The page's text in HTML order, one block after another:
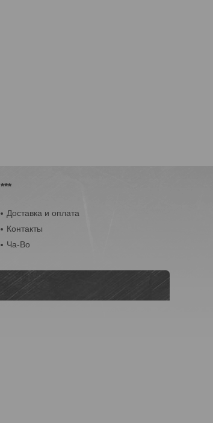
***
Доставка и оплата
Контакты
Ча-Во